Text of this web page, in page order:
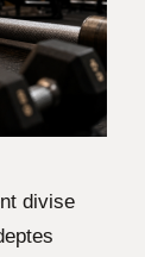
divise